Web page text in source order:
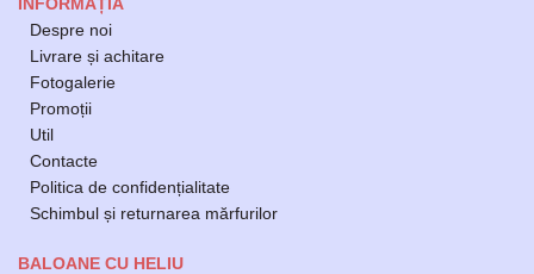
Despre noi
Livrare și achitare
Fotogalerie
Promoții
Util
Contacte
Politica de confidențialitate
Schimbul și returnarea mărfurilor
BALOANE CU HELIU